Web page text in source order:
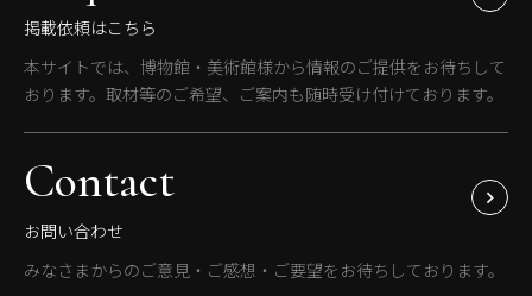
掲載依頼はこちら
本サイトでは、博物館・美術館様から情報のご提供をお待ちして
おります。取材等のご希望、ご案内も随時受け付けております。
Contact
お問い合わせ
みなさまからのご意見・ご感想・ご要望をお待ちしております。